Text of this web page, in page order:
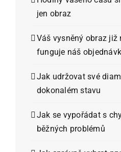
jen obraz
Váš vysněný obraz již
funguje náš
Jak udržovat své
dokonalém stavu
Jak se vypořádat s
běžných problémů